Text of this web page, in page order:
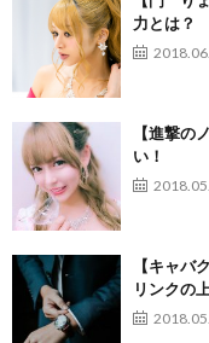
力とは？
【進撃の
い！
【キャバ
リンクの